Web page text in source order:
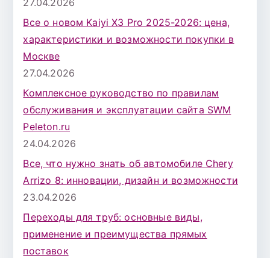
27.04.2026
Все о новом Kaiyi X3 Pro 2025-2026: цена,
характеристики и возможности покупки в
Москве
27.04.2026
Комплексное руководство по правилам
обслуживания и эксплуатации сайта SWM
Peleton.ru
24.04.2026
Все, что нужно знать об автомобиле Chery
Arrizo 8: инновации, дизайн и возможности
23.04.2026
Переходы для труб: основные виды,
применение и преимущества прямых
поставок